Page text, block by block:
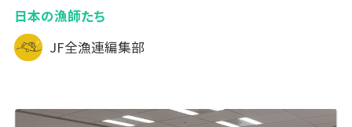
日本の漁師たち
JF全漁連編集部